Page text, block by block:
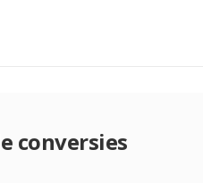
conversies